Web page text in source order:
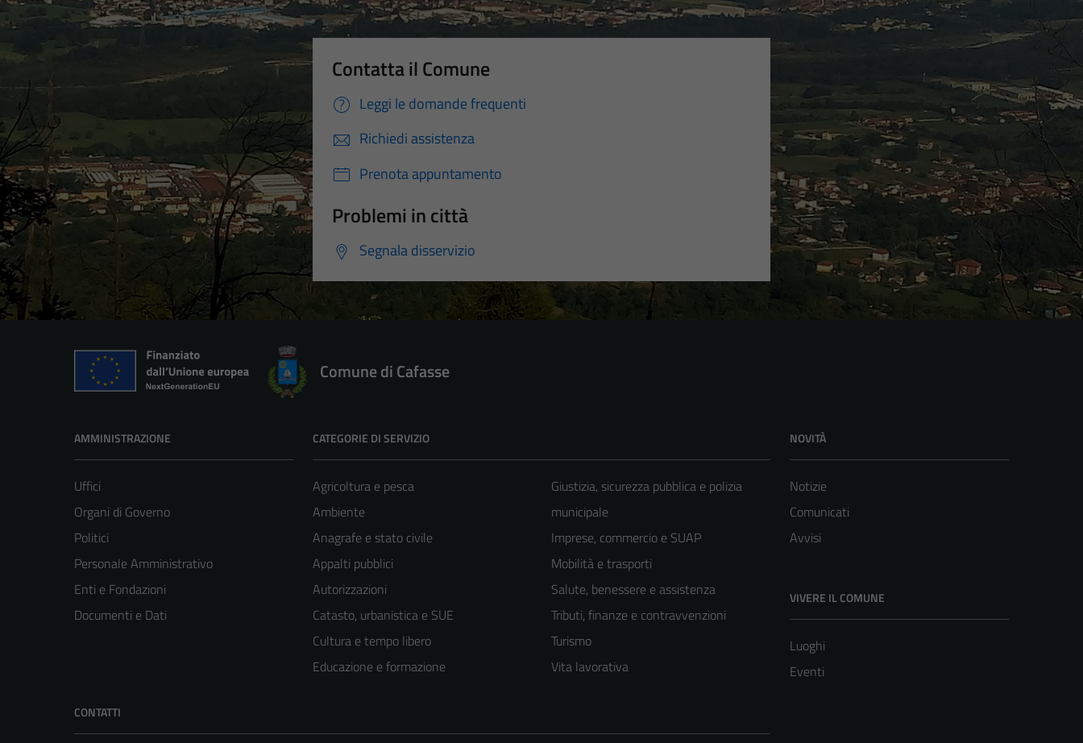
Contatta il Comune
Leggi le domande frequenti
Richiedi assistenza
Prenota appuntamento
Problemi in città
Segnala disservizio
Comune di Cafasse
AMMINISTRAZIONE
Uffici
Organi di Governo
Politici
Personale Amministrativo
Enti e Fondazioni
Documenti e Dati
CATEGORIE DI SERVIZIO
Agricoltura e pesca
Ambiente
Anagrafe e stato civile
Appalti pubblici
Autorizzazioni
Catasto, urbanistica e SUE
Cultura e tempo libero
Educazione e formazione
Giustizia, sicurezza pubblica e polizia
municipale
Imprese, commercio e SUAP
Mobilità e trasporti
Salute, benessere e assistenza
Tributi, finanze e contravvenzioni
Turismo
Vita lavorativa
NOVITÀ
Notizie
Comunicati
Avvisi
VIVERE IL COMUNE
Luoghi
Eventi
CONTATTI